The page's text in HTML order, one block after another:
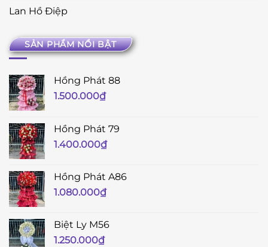
Lan Hồ Điệp
SẢN PHẨM NỔI BẬT
Hồng Phát 88
1.500.000₫
Hồng Phát 79
1.400.000₫
Hồng Phát A86
1.080.000₫
Biệt Ly M56
1.250.000₫